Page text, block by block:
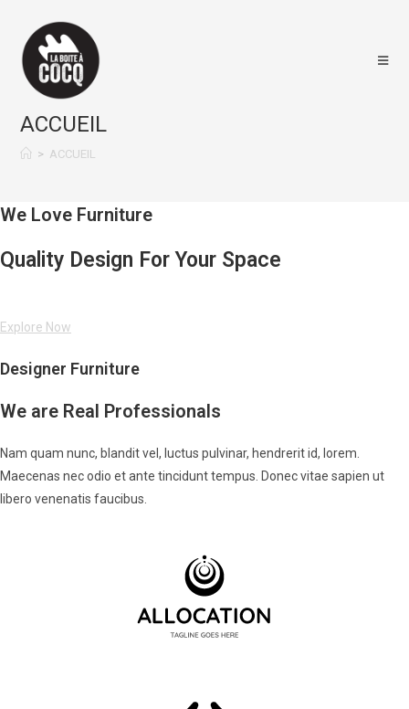
content
ACCUEIL
> ACCUEIL
We Love Furniture
Quality Design For Your Space
Explore Now
Designer Furniture
We are Real Professionals
Nam quam nunc, blandit vel, luctus pulvinar, hendrerit id, lorem.
Maecenas nec odio et ante tincidunt tempus. Donec vitae sapien ut
libero venenatis faucibus.